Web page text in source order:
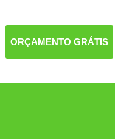
ORÇAMENTO GRÁTIS